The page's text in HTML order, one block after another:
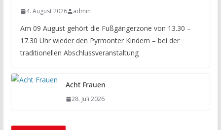
4. August 2026 admin
Am 09 August gehört die Fußgängerzone von 13.30 –
17.30 Uhr wieder den Pyrmonter Kindern – bei der
traditionellen Abschlussveranstaltung
Acht Frauen
28. Juli 2026